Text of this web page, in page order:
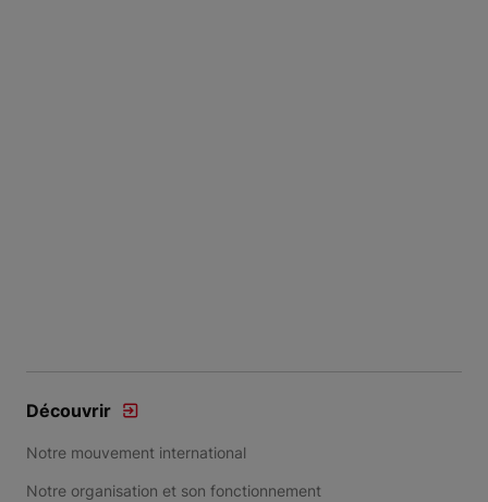
Découvrir
Notre mouvement international
Notre organisation et son fonctionnement